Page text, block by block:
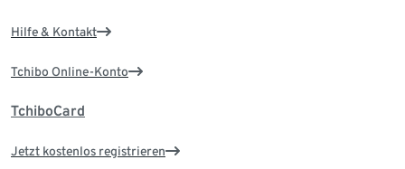
Hilfe & Kontakt
Tchibo Online-Konto
TchiboCard
Jetzt kostenlos registrieren